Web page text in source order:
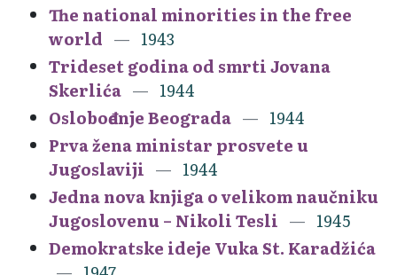
The national minorities in the free
world
1943
Trideset godina od smrti Jovana
Skerlića
1944
Oslobođenje Beograda
1944
Prva žena ministar prosvete u
Jugoslaviji
1944
Jedna nova knjiga o velikom naučniku
Jugoslovenu – Nikoli Tesli
1945
Demokratske ideje Vuka St. Karadžića